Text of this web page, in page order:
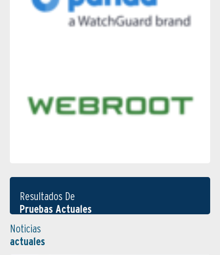
Resultados De
Pruebas Actuales
Noticias
actuales